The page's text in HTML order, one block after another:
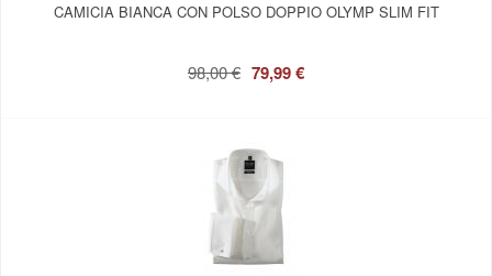
CAMICIA BIANCA CON POLSO DOPPIO OLYMP SLIM FIT
98,00 € 79,99 €